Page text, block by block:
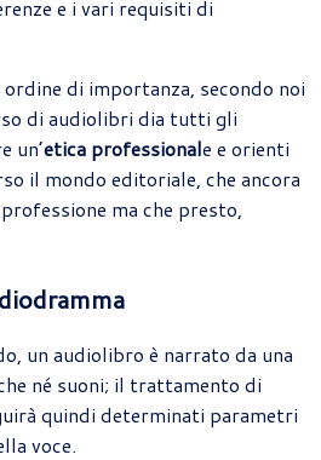
e i vari requisiti di
di importanza, secondo noi
di audiolibri dia tutti gli
un’etica professionale e orienti
il mondo editoriale, che ancora
ma che presto,
un audiolibro è narrato da una
né suoni; il trattamento di
quindi determinati parametri
voce.